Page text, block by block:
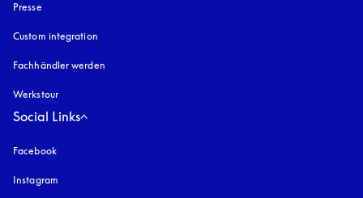
Presse
Custom integration
Fachhändler werden
Werkstour
Social Links
Facebook
Instagram